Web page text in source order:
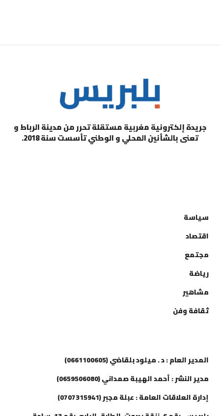
جريدة إلكترونية مغربية مستقلة تحرر من مدينة الرباط و
تعنى بالشأنين المحلي و الوطني تأسست سنة 2018.
سياسة
اقتصاد
مجتمع
رياضة
مشاهير
ثقافة وفن
المدير العام : د . ميلود بلقاضي (0661100605)
مدير النشر : أحمد الهيبة صمداني (0659506080)
إدارة العلاقات العامة : عبلة مجبر (0707315941)